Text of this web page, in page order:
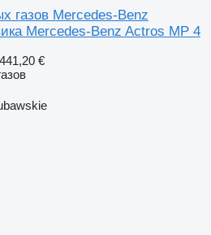
газов Mercedes-Benz
Mercedes-Benz Actros MP 4
€